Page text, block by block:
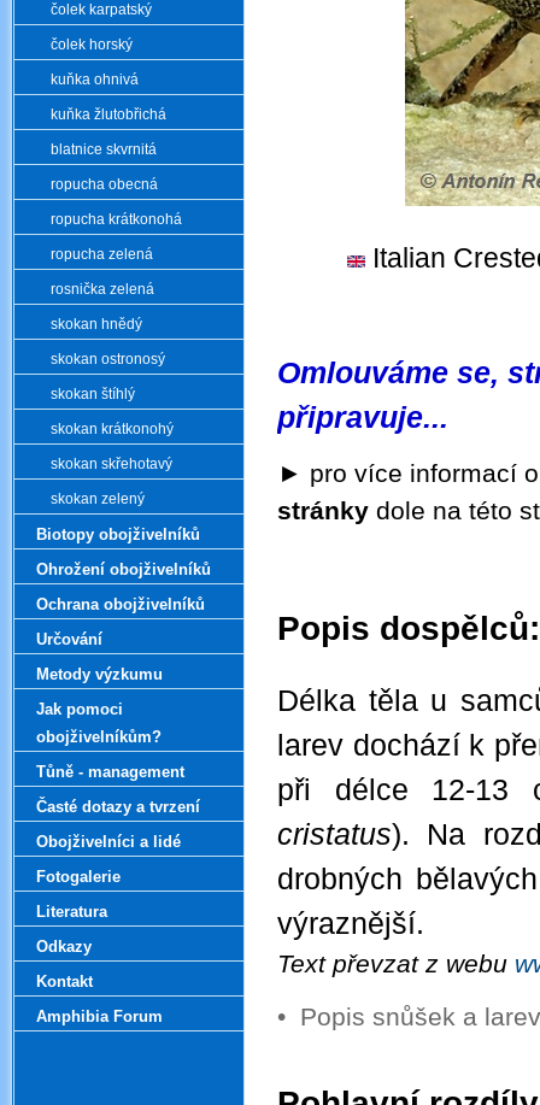
Italian
Omlouváme se,
připravuje...
► pro více informací
stránky dole na této
Popis dospělců:
Délka těla u
larev dochází k
při délce 12-
cristatus). Na
drobných
výraznější.
Text převzat z webu
• Popis snůšek a
čolek karpatský
čolek horský
kuňka ohnivá
kuňka žlutobřichá
blatnice skvrnitá
ropucha obecná
ropucha krátkonohá
ropucha zelená
rosnička zelená
skokan hnědý
skokan ostronosý
skokan štíhlý
skokan krátkonohý
skokan skřehotavý
skokan zelený
Biotopy obojživelníků
Ohrožení obojživelníků
Ochrana obojživelníků
Určování
Metody výzkumu
Jak pomoci
obojživelníkům?
Tůně - management
Časté dotazy a tvrzení
Obojživelníci a lidé
Fotogalerie
Literatura
Odkazy
Kontakt
Amphibia Forum